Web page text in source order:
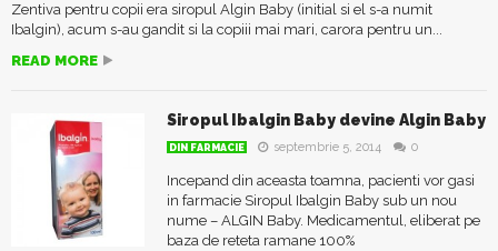
Zentiva pentru copii era siropul Algin Baby (initial si el s-a numit
Ibalgin), acum s-au gandit si la copiii mai mari, carora pentru un...
READ MORE
Siropul Ibalgin Baby devine Algin Baby
DIN FARMACIE septembrie 5, 2014 0
Incepand din aceasta toamna, pacienti vor gasi
in farmacie Siropul Ibalgin Baby sub un nou
nume – ALGIN Baby. Medicamentul, eliberat pe
baza de reteta ramane 100%